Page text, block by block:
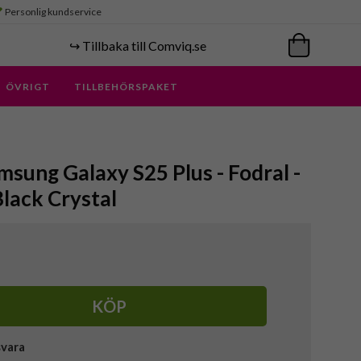
Personlig kundservice
↪️ Tillbaka till Comviq.se
ÖVRIGT TILLBEHÖRSPAKET
Galaxy S25 Plus - Fodral -
Crystal
KÖP